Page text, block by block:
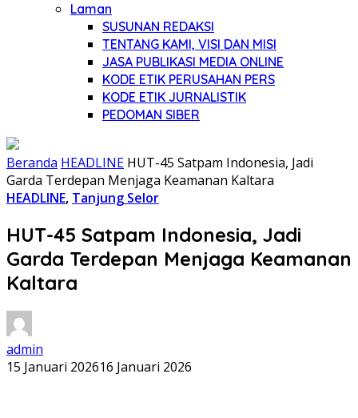
Laman
SUSUNAN REDAKSI
TENTANG KAMI, VISI DAN MISI
JASA PUBLIKASI MEDIA ONLINE
KODE ETIK PERUSAHAN PERS
KODE ETIK JURNALISTIK
PEDOMAN SIBER
Beranda HEADLINE HUT-45 Satpam Indonesia, Jadi
Garda Terdepan Menjaga Keamanan Kaltara
HEADLINE, Tanjung Selor
HUT-45 Satpam Indonesia, Jadi
Garda Terdepan Menjaga Keamanan
Kaltara
admin
15 Januari 202616 Januari 2026